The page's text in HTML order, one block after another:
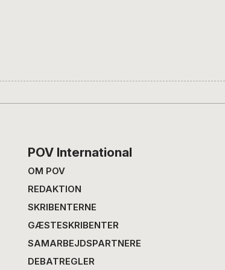
POV International
OM POV
REDAKTION
SKRIBENTERNE
GÆSTESKRIBENTER
SAMARBEJDSPARTNERE
DEBATREGLER